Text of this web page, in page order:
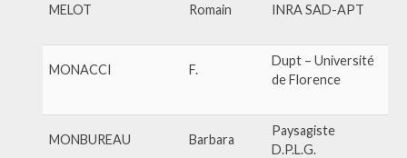
MELOT Romain INRA SAD-APT
MONACCI F.
Dupt – Université
de Florence
MONBUREAU Barbara
Paysagiste
D.P.L.G.